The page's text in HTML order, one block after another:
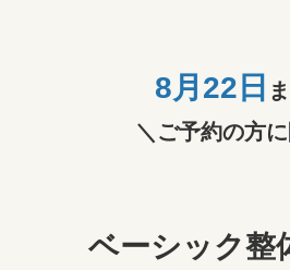
8月22 日
＼ご予約の方
ベーシック整